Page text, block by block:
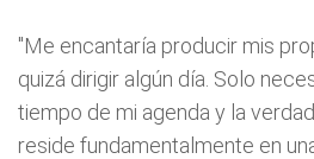
"Me encantaría producir mis
quizá dirigir algún día. Solo
tiempo de mi agenda y la
reside fundamentalmente en